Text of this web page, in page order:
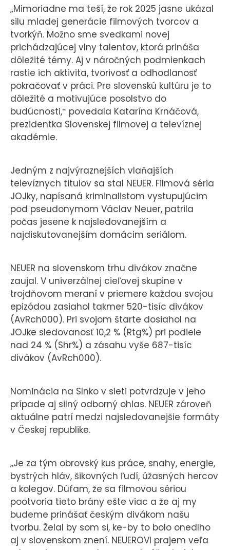
„Mimoriadne ma teší, že rok 2025 jasne ukázal
silu mladej generácie filmových tvorcov a
tvorkýň. Možno sme svedkami novej
prichádzajúcej vlny talentov, ktorá prináša
dôležité témy. Aj v náročných podmienkach
rastie ich aktivita, tvorivosť a odhodlanosť
pokračovať v práci. Pre slovenskú kultúru je to
dôležité a motivujúce posolstvo do
budúcnosti,‟ povedala Katarína Krnáčová,
prezidentka Slovenskej filmovej a televíznej
akadémie.
Jedným z najvýraznejších vlaňajších
televíznych titulov sa stal NEUER. Filmová séria
JOJky, napísaná kriminalistom vystupujúcim
pod pseudonymom Václav Neuer, patrila
počas jesene k najsledovanejším a
najdiskutovanejším domácim seriálom.
NEUER na slovenskom trhu divákov značne
zaujal. V univerzálnej cieľovej skupine v
trojdňovom meraní v priemere každou svojou
epizódou zasiahol takmer 520-tisíc divákov
(AvRch000). Pri svojom štarte dosiahol na
JOJke sledovanosť 10,2 % (Rtg%) pri podiele
nad 24 % (Shr%) a zásahu vyše 687-tisíc
divákov (AvRch000).
Nominácia na Slnko v sieti potvrdzuje v jeho
prípade aj silný odborný ohlas. NEUER zároveň
aktuálne patrí medzi najsledovanejšie formáty
v Českej republike.
„Je za tým obrovský kus práce, snahy, energie,
bystrých hláv, šikovných ľudí, úžasných hercov
a kolegov. Dúfam, že sa filmovou sériou
pootvoria tieto brány ešte viac a že aj my
budeme prinášať českým divákom našu
tvorbu. Želal by som si, ke-by to bolo onedlho
aj v slovenskom znení. NEUEROVI prajem veľa